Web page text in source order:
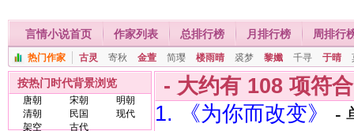
言情小说首页 作家列表 总排行榜 月排行榜 周排行
热门作家 古灵 寄秋 金萱 简璎 楼雨晴 裘梦 黎孅 千寻 于晴
按热门时代背景浏览
唐朝 宋朝
明朝
清朝
民国
现代
架空
古代
- 大约有 108 项符
1. 《为你而改变》
-